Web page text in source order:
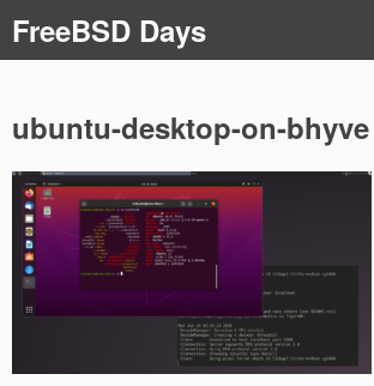
ン
テ
ツ
へ
ス
FreeBSD Days
ubuntu-desktop-on-bhyve